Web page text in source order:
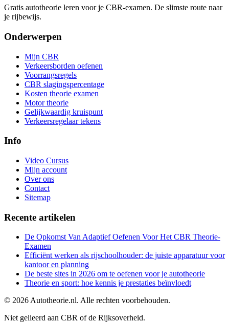
Gratis autotheorie leren voor je CBR-examen. De slimste route naar
je rijbewijs.
Onderwerpen
Mijn CBR
Verkeersborden oefenen
Voorrangsregels
CBR slagingspercentage
Kosten theorie examen
Motor theorie
Gelijkwaardig kruispunt
Verkeersregelaar tekens
Info
Video Cursus
Mijn account
Over ons
Contact
Sitemap
Recente artikelen
De Opkomst Van Adaptief Oefenen Voor Het CBR Theorie-
Examen
Efficiënt werken als rijschoolhouder: de juiste apparatuur voor
kantoor en planning
De beste sites in 2026 om te oefenen voor je autotheorie
Theorie en sport: hoe kennis je prestaties beïnvloedt
© 2026Autotheorie.nl. Alle rechten voorbehouden.
Niet gelieerd aan CBR of de Rijksoverheid.